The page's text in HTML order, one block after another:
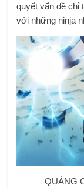
quyết vấn đề chỉ
với những ninja
QUẢNG